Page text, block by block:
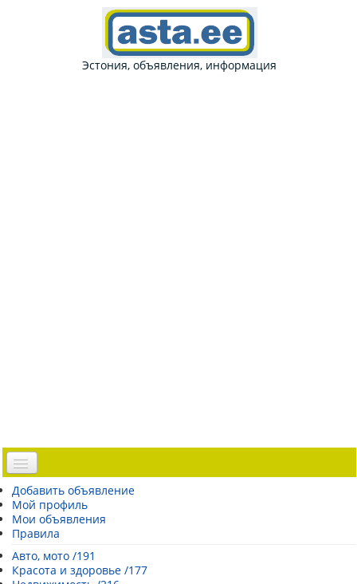
Эстония, объявления, информация
Доска объявлений
Погода Эстонии
Открытки
Каталог сайтов
| Регистрация |
Добавить объявление
Мой профиль
Мои объявления
Правила
Авто, мото /191
Красота и здоровье /177